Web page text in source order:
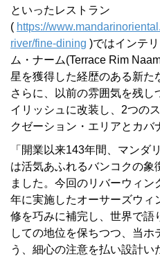
といったレストラン
( https://
river/fine-dining )ではインテ
ム・ナーム(Terrace Rim
星を獲得した経歴のある新た
さらに、以前の雰囲気を残し
イリッシュに改装し、2つの
クゼーション・エリアとカバ
「開業以来143年間、マンダ
は活気あふれるバンコクの象
ました。今回のリバーウィ
年に実施したオーサーズウィ
修を巧みに補完し、世界で語
しての地位を保ちつつ、当ホ
う、細心の注意を払い設計